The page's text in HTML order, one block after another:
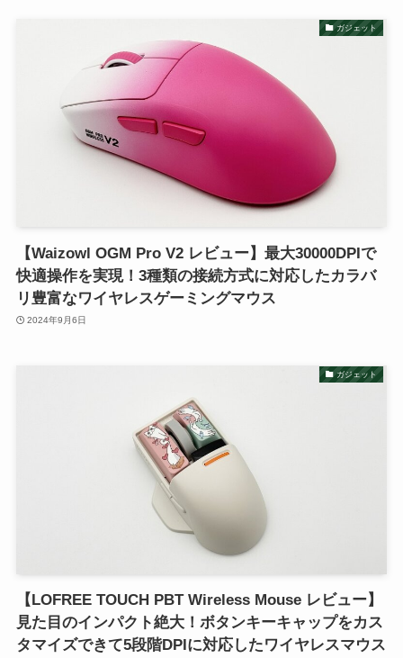
ガジェット
【Waizowl OGM Pro V2 レビュー】最大30000DPIで
快適操作を実現！3種類の接続方式に対応したカラバ
リ豊富なワイヤレスゲーミングマウス
2024年9月6日
ガジェット
【LOFREE TOUCH PBT Wireless Mouse レビュー】
見た目のインパクト絶大！ボタンキーキャップをカス
タマイズできて5段階DPIに対応したワイヤレスマウス